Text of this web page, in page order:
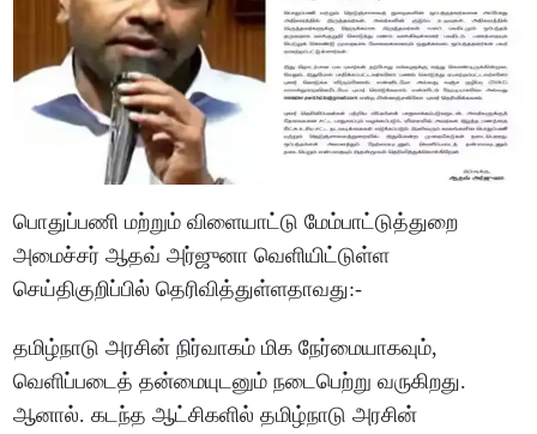
பொதுப்பணி மற்றும் விளையாட்டு மேம்பாட்டுத்துறை
அமைச்சர் ஆதவ் அர்ஜுனா வெளியிட்டுள்ள
செய்திகுறிப்பில் தெரிவித்துள்ளதாவது:-
தமிழ்நாடு அரசின் நிர்வாகம் மிக நேர்மையாகவும்,
வெளிப்படைத் தன்மையுடனும் நடைபெற்று வருகிறது.
ஆனால். கடந்த ஆட்சிகளில் தமிழ்நாடு அரசின்